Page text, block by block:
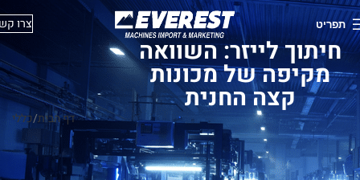
תפריט צרו
חיתוך לייזר: השוואה
מקיפה של מכונות
קצה החנית
דף הבית כללי